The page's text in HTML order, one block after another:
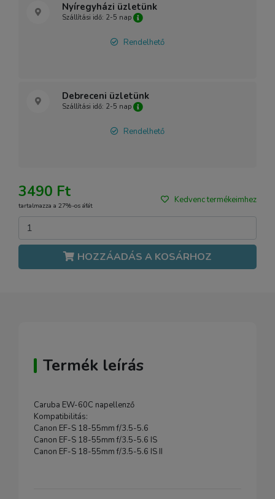
Nyíregyházi üzletünk
Szállítási idő: 2-5 nap
Rendelhető
Debreceni üzletünk
Szállítási idő: 2-5 nap
Rendelhető
3490 Ft
tartalmazza a 27%-os áfát
Kedvenc termékeimhez
HOZZÁADÁS A KOSÁRHOZ
Termék leírás
Caruba EW-60C napellenző
Kompatibilitás:
Canon EF-S 18-55mm f/3.5-5.6
Canon EF-S 18-55mm f/3.5-5.6 IS
Canon EF-S 18-55mm f/3.5-5.6 IS II